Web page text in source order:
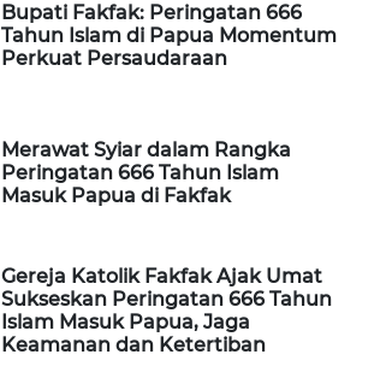
Bupati Fakfak: Peringatan 666
Tahun Islam di Papua Momentum
Perkuat Persaudaraan
Merawat Syiar dalam Rangka
Peringatan 666 Tahun Islam
Masuk Papua di Fakfak
Gereja Katolik Fakfak Ajak Umat
Sukseskan Peringatan 666 Tahun
Islam Masuk Papua, Jaga
Keamanan dan Ketertiban